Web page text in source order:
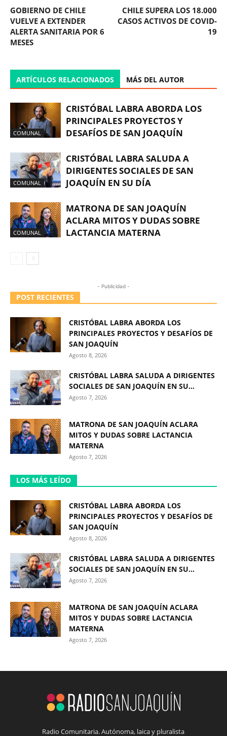
GOBIERNO DE CHILE
VUELVE A EXTENDER
ALERTA SANITARIA POR 6
MESES
CHILE SUPERA LOS 18.000
CASOS ACTIVOS DE COVID-
19
ARTÍCULOS RELACIONADOS MÁS DEL AUTOR
COMUNAL
CRISTÓBAL LABRA ABORDA LOS
PRINCIPALES PROYECTOS Y
DESAFÍOS DE SAN JOAQUÍN
COMUNAL
CRISTÓBAL LABRA SALUDA A
DIRIGENTES SOCIALES DE SAN
JOAQUÍN EN SU DÍA
COMUNAL
MATRONA DE SAN JOAQUÍN
ACLARA MITOS Y DUDAS SOBRE
LACTANCIA MATERNA
- Publicidad -
POST RECIENTES
CRISTÓBAL LABRA ABORDA LOS
PRINCIPALES PROYECTOS Y DESAFÍOS DE
SAN JOAQUÍN
Agosto 8, 2026
CRISTÓBAL LABRA SALUDA A DIRIGENTES
SOCIALES DE SAN JOAQUÍN EN SU...
Agosto 7, 2026
MATRONA DE SAN JOAQUÍN ACLARA
MITOS Y DUDAS SOBRE LACTANCIA
MATERNA
Agosto 7, 2026
LOS MÁS LEÍDO
CRISTÓBAL LABRA ABORDA LOS
PRINCIPALES PROYECTOS Y DESAFÍOS DE
SAN JOAQUÍN
Agosto 8, 2026
CRISTÓBAL LABRA SALUDA A DIRIGENTES
SOCIALES DE SAN JOAQUÍN EN SU...
Agosto 7, 2026
MATRONA DE SAN JOAQUÍN ACLARA
MITOS Y DUDAS SOBRE LACTANCIA
MATERNA
Agosto 7, 2026
Radio Comunitaria. Autónoma, laica y pluralista